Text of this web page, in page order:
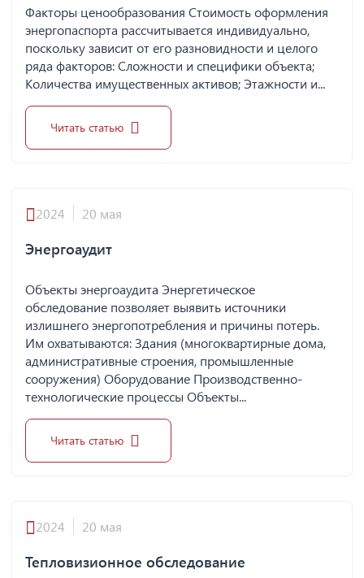
Факторы ценообразования Стоимость оформления
энергопаспорта рассчитывается индивидуально,
поскольку зависит от его разновидности и целого
ряда факторов: Сложности и специфики объекта;
Количества имущественных активов; Этажности и...
Читать статью
2024 20 мая
Энергоаудит
Объекты энергоаудита Энергетическое
обследование позволяет выявить источники
излишнего энергопотребления и причины потерь.
Им охватываются: Здания (многоквартирные дома,
административные строения, промышленные
сооружения) Оборудование Производственно-
технологические процессы Объекты...
Читать статью
2024 20 мая
Тепловизионное обследование